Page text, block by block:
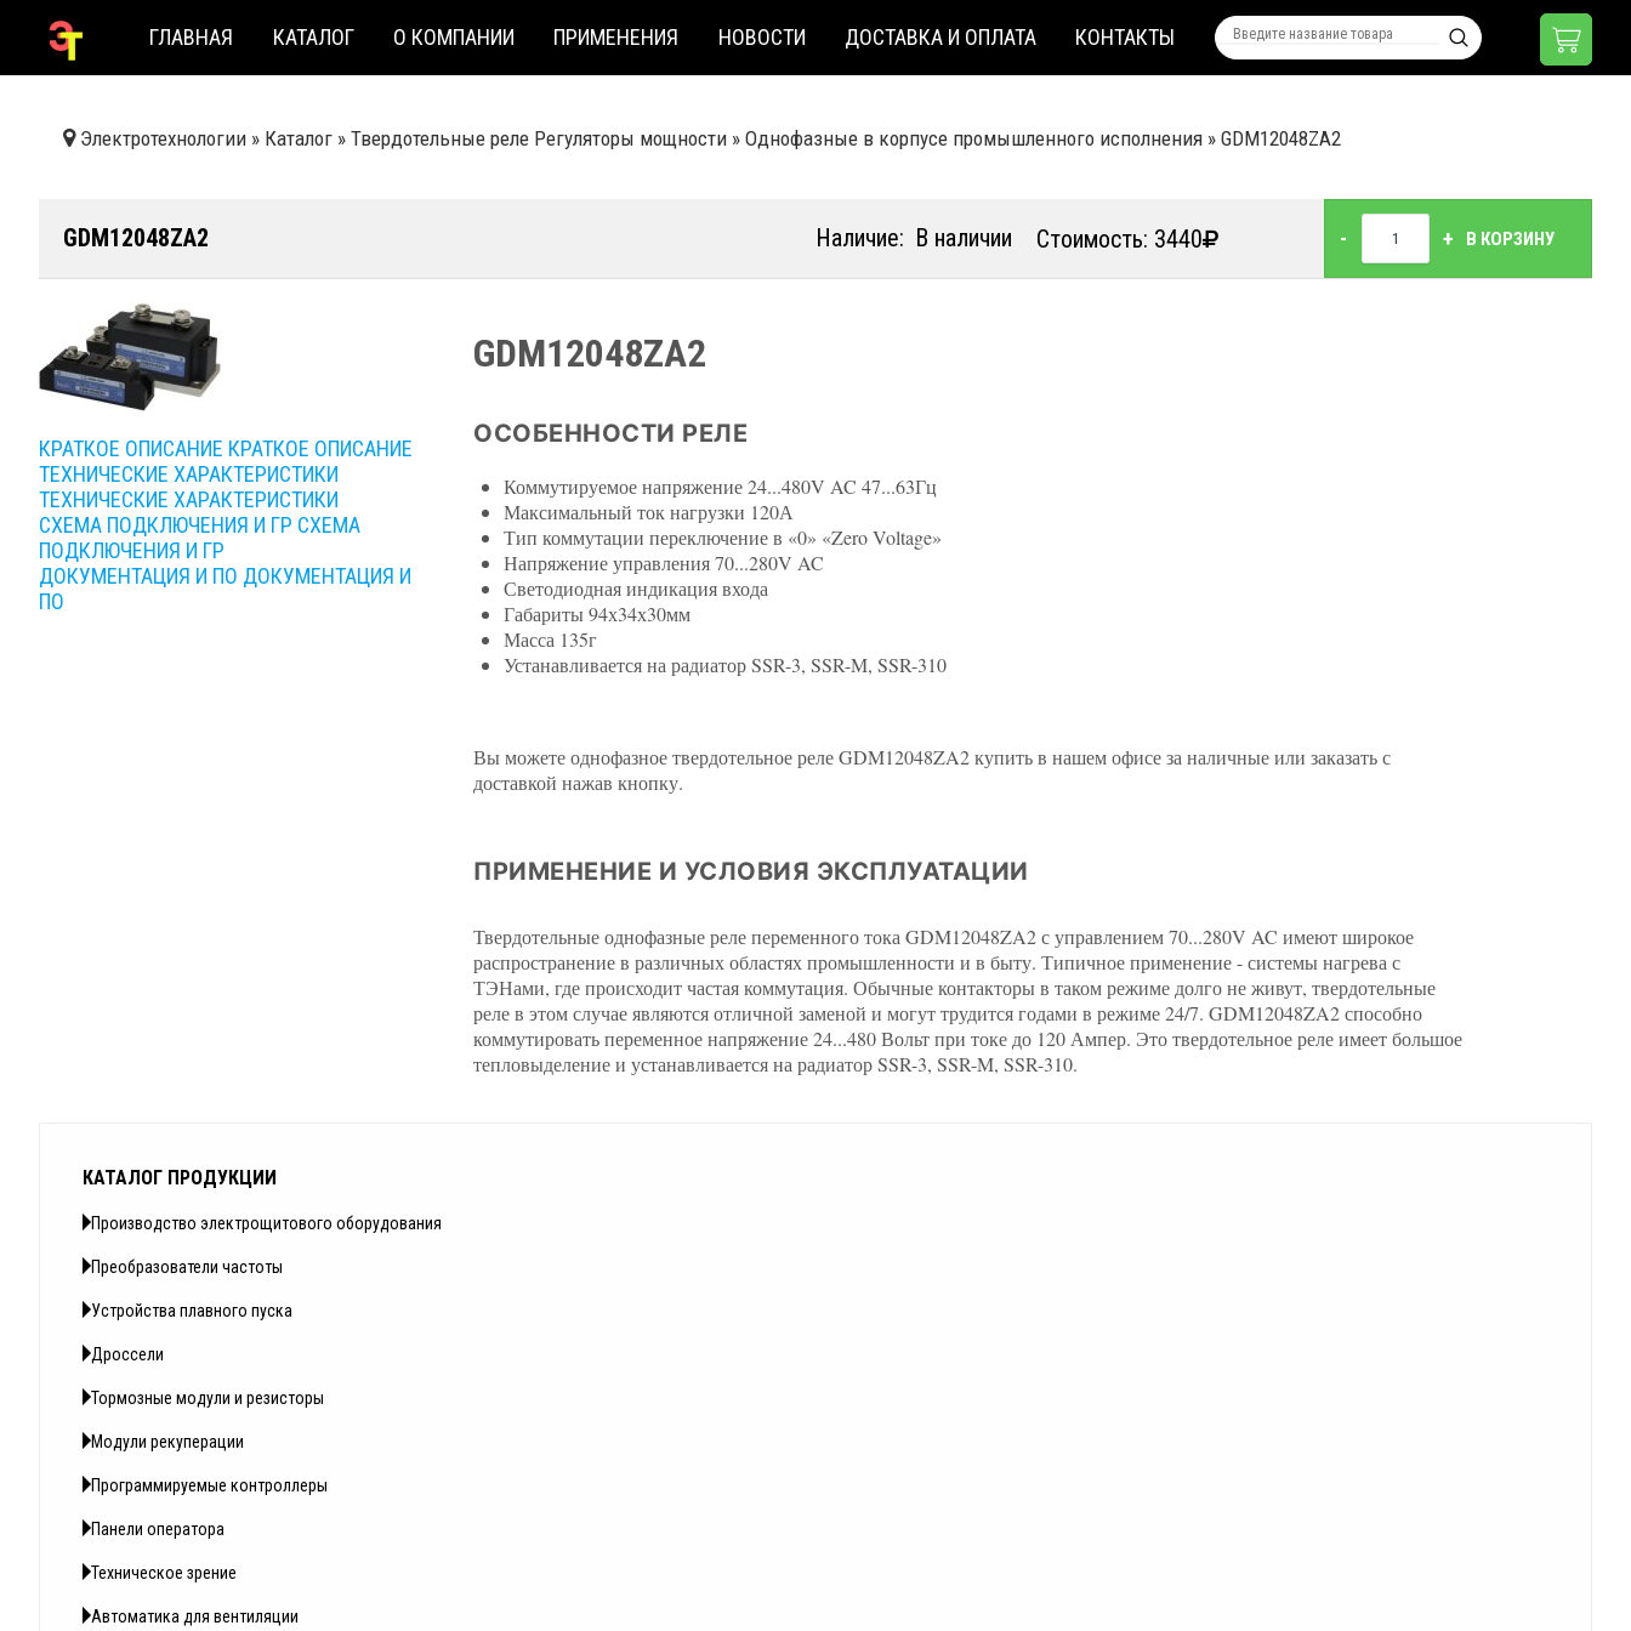
ГЛАВНАЯ КАТАЛОГ О КОМПАНИИ ПРИМЕНЕНИЯ НОВОСТИ ДОСТАВКА И ОПЛАТА КОНТАКТЫ
Электротехнологии » Каталог » Твердотельные реле Регуляторы мощности » Однофазные в корпусе промышленного исполнения » GDM12048ZA2
GDM12048ZA2 Наличие: В наличии Стоимость: 3440 - + В КОРЗИНУ
КРАТКОЕ ОПИСАНИЕ КРАТКОЕ ОПИСАНИЕ
ТЕХНИЧЕСКИЕ ХАРАКТЕРИСТИКИ
ТЕХНИЧЕСКИЕ ХАРАКТЕРИСТИКИ
СХЕМА ПОДКЛЮЧЕНИЯ И ГР СХЕМА
ПОДКЛЮЧЕНИЯ И ГР
ДОКУМЕНТАЦИЯ И ПО ДОКУМЕНТАЦИЯ И
ПО
GDM12048ZA2
ОСОБЕННОСТИ РЕЛЕ
Коммутируемое напряжение 24...480V AC 47...63Гц
Максимальный ток нагрузки 120А
Тип коммутации переключение в «0» «Zero Voltage»
Напряжение управления 70...280V AC
Светодиодная индикация входа
Габариты 94х34х30мм
Масса 135г
Устанавливается на радиатор SSR-3, SSR-M, SSR-310
Вы можете однофазное твердотельное реле GDM12048ZA2 купить в нашем офисе за наличные или заказать с
доставкой нажав кнопку.
ПРИМЕНЕНИЕ И УСЛОВИЯ ЭКСПЛУАТАЦИИ
Твердотельные однофазные реле переменного тока GDM12048ZA2 с управлением 70...280V AC имеют широкое
распространение в различных областях промышленности и в быту. Типичное применение - системы нагрева с
ТЭНами, где происходит частая коммутация. Обычные контакторы в таком режиме долго не живут, твердотельные
реле в этом случае являются отличной заменой и могут трудится годами в режиме 24/7. GDM12048ZA2 способно
коммутировать переменное напряжение 24...480 Вольт при токе до 120 Ампер. Это твердотельное реле имеет большое
тепловыделение и устанавливается на радиатор SSR-3, SSR-M, SSR-310.
КАТАЛОГ ПРОДУКЦИИ
Производство электрощитового оборудования
Преобразователи частоты
Устройства плавного пуска
Дроссели
Тормозные модули и резисторы
Модули рекуперации
Программируемые контроллеры
Панели оператора
Техническое зрение
Автоматика для вентиляции